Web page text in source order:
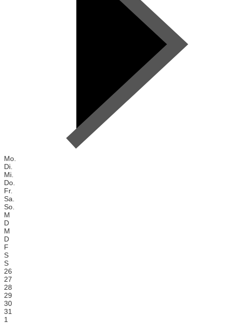
Mo.
Di.
Mi.
Do.
Fr.
Sa.
So.
M
D
M
D
F
S
S
26
27
28
29
30
31
1